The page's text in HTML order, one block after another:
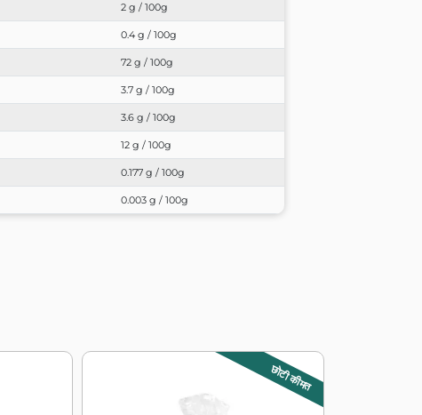
2 g / 100g
0.4 g / 100g
72 g / 100g
3.7 g / 100g
3.6 g / 100g
12 g / 100g
0.177 g / 100g
0.003 g / 100g
छोटी कीमत